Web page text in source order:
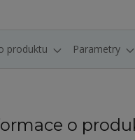
produktu Parametry
o